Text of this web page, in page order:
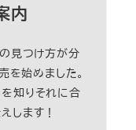
内
見つけ方が分
を始めました。
知りそれに合
します！